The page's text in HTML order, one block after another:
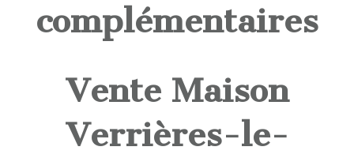
complémentaires
Vente Maison
Verrières-le-